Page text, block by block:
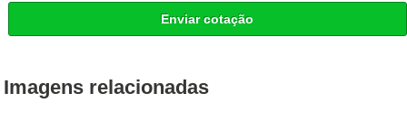
Enviar cotação
Imagens relacionadas